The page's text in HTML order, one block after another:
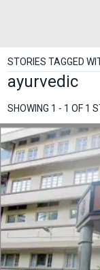
STORIES TAGGED
ayurvedic
SHOWING 1 - 1 OF 1